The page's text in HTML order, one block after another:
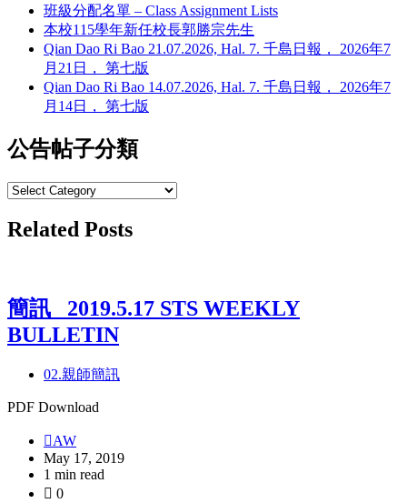
班級分配名單 – Class Assignment Lists
本校115學年新任校長郭勝宗先生
Qian Dao Ri Bao 21.07.2026, Hal. 7. 千島日報， 2026年7
月21日， 第七版
Qian Dao Ri Bao 14.07.2026, Hal. 7. 千島日報， 2026年7
月14日， 第七版
公告帖子分類
Related Posts
簡訊_ 2019.5.17 STS WEEKLY
BULLETIN
02.親師簡訊
PDF Download
AW
May 17, 2019
1 min read
0